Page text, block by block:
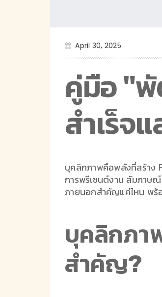
April 30, 2025
คู่มือ "พั
สำเร็จ
บุคลิกภาพคือพลังที่สร้าง
การพรีเซนต์งาน สัมภาษณ์
ภายนอกสำคัญแค่ไหน พร้
บุคลิกภา
สำคัญ?